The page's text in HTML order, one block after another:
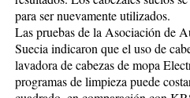
para ser nuevamente utilizados.
Las pruebas de la Asociación de
Suecia indicaron que el uso de
lavadora de cabezas de mopa
programas de limpieza puede